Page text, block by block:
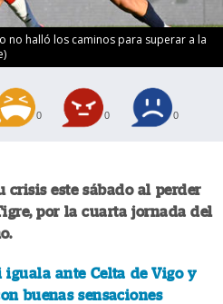
no halló los caminos para superar a la
0 0 0
crisis este sábado al perder
por la cuarta jornada del
iguala ante Celta de Vigo y
buenas sensaciones